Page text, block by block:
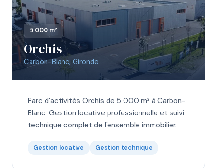
5 000 m²
Orchis
Carbon-Blanc, Gironde
Parc d'activités Orchis de 5 000 m² à Carbon-
Blanc. Gestion locative professionnelle et suivi
technique complet de l'ensemble immobilier.
Gestion locative Gestion technique